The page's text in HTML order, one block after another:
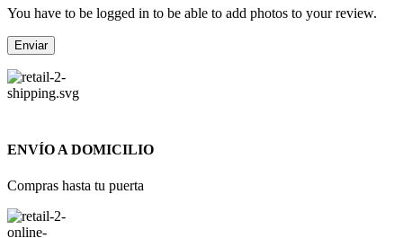
You have to be logged in to be able to add photos to your review.
ENVÍO A DOMICILIO
Compras hasta tu puerta